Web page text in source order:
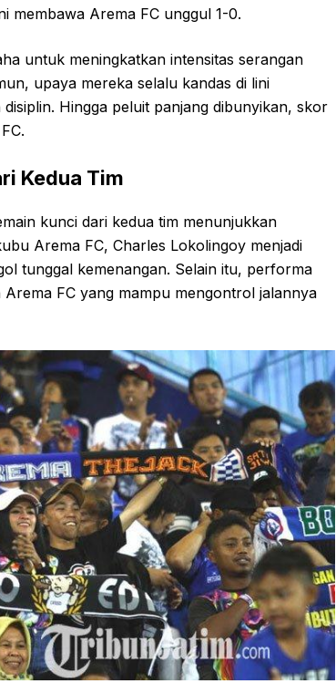
membawa Arema FC unggul 1-0.
untuk meningkatkan intensitas serangan
upaya mereka selalu kandas di lini
Hingga peluit panjang dibunyikan, skor
Kedua Tim
kunci dari kedua tim menunjukkan
Arema FC, Charles Lokolingoy menjadi
tunggal kemenangan. Selain itu, performa
FC yang mampu mengontrol jalannya